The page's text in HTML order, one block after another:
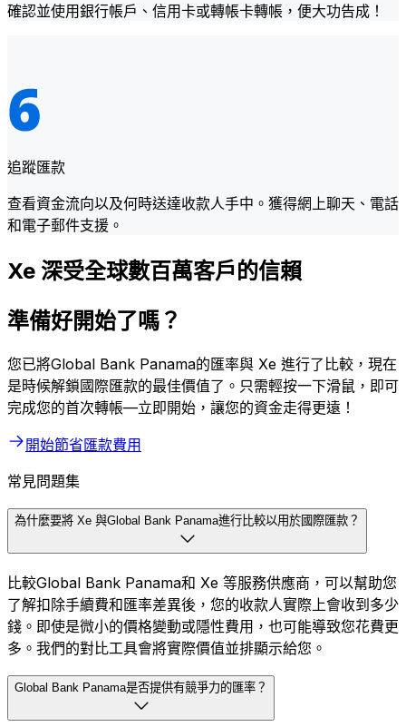
確認並使用銀行帳戶、信用卡或轉帳卡轉帳，便大功告成！
追蹤匯款
查看資金流向以及何時送達收款人手中。獲得網上聊天、電話
和電子郵件支援。
Xe 深受全球數百萬客戶的信賴
準備好開始了嗎？
您已將Global Bank Panama的匯率與 Xe 進行了比較，現在
是時候解鎖國際匯款的最佳價值了。只需輕按一下滑鼠，即可
完成您的首次轉帳—立即開始，讓您的資金走得更遠！
開始節省匯款費用
常見問題集
為什麼要將 Xe 與Global Bank Panama進行比較以用於國際匯款？
比較Global Bank Panama和 Xe 等服務供應商，可以幫助您
了解扣除手續費和匯率差異後，您的收款人實際上會收到多少
錢。即使是微小的價格變動或隱性費用，也可能導致您花費更
多。我們的對比工具會將實際價值並排顯示給您。
Global Bank Panama是否提供有競爭力的匯率？